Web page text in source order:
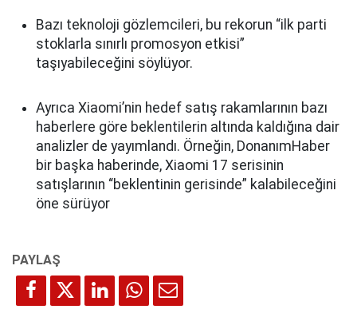
Bazı teknoloji gözlemcileri, bu rekorun “ilk parti
stoklarla sınırlı promosyon etkisi”
taşıyabileceğini söylüyor.
Ayrıca Xiaomi’nin hedef satış rakamlarının bazı
haberlere göre beklentilerin altında kaldığına dair
analizler de yayımlandı. Örneğin, DonanımHaber
bir başka haberinde, Xiaomi 17 serisinin
satışlarının “beklentinin gerisinde” kalabileceğini
öne sürüyor